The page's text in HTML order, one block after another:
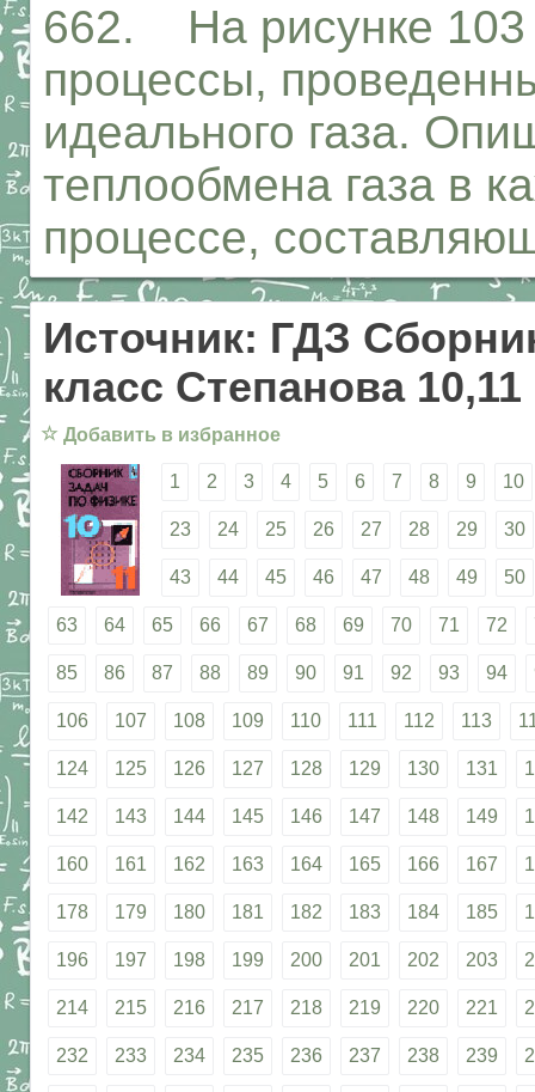
662. На рисунке 103
процессы,
идеального газа.
теплообмена газа в
процессе,
Источник: ГДЗ
класс Степанова 10,11
☆ Добавить в избранное
1 2 3 4 5 6 7 8 9 10
23 24 25 26 27 28 29 30
43 44 45 46 47 48 49 50
63 64 65 66 67 68 69 70 71 72
85 86 87 88 89 90 91 92 93 94
106 107 108 109 110 111 112 113
124 125 126 127 128 129 130 131
142 143 144 145 146 147 148 149
160 161 162 163 164 165 166 167
178 179 180 181 182 183 184 185
196 197 198 199 200 201 202 203
214 215 216 217 218 219 220 221
232 233 234 235 236 237 238 239